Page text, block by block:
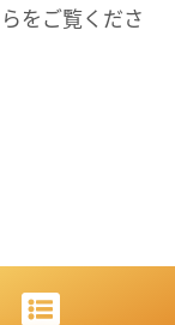
をご覧くださ